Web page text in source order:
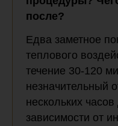
после?
Едва заметное
теплового
течение 30-120
незначительный
нескольких
зависимости от